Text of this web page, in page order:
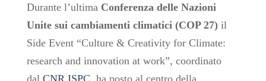
Durante l’ultima Conferenza delle Nazioni
Unite sui cambiamenti climatici (COP 27)il
Side Event “Culture & Creativity for Climate:
research and innovation at work”, coordinato
dal CNR ISPC, ha posto al centro della